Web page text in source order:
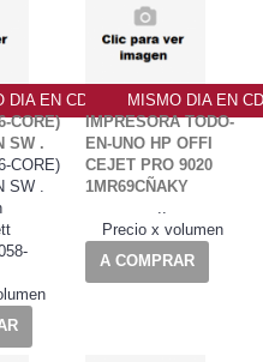
DIA EN CDMX
CORE)
SW .
CORE)
SW .
MISMO DIA EN
IMPRESORA TODO-
EN-UNO HP OFFI
CEJET PRO 9020
1MR69CÑAKY
..
Precio x volumen
A COMPRAR